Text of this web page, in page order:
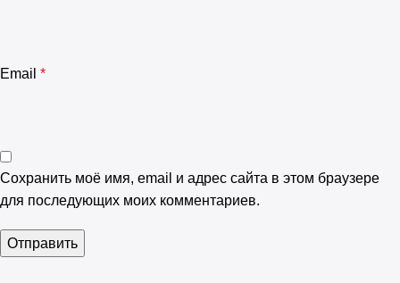
Email *
Сохранить моё имя, email и адрес сайта в этом браузере
для последующих моих комментариев.